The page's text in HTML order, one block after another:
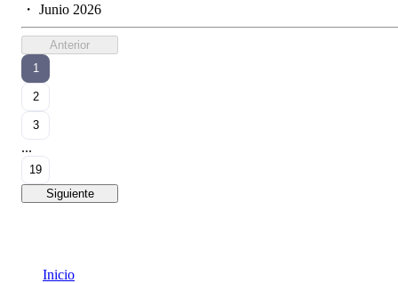
・ Junio 2026
Anterior
1
2
3
...
19
Siguiente
Inicio